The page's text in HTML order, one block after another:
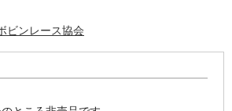
ンレース協会